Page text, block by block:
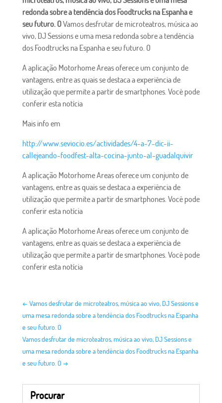
redonda sobre a tendência dos Foodtrucks na Espanha e
seu futuro. OVamos desfrutar de microteatros, música ao
vivo, DJ Sessions e uma mesa redonda sobre a tendência
dos Foodtrucks na Espanha e seu futuro. O
A aplicação Motorhome Areas oferece um conjunto de
vantagens, entre as quais se destaca a experiência de
utilização que permite a partir de smartphones. Você pode
conferir esta notícia
Mais info em
http://www.seviocio.es/actividades/4-a-7-dic-ii-
callejeando-foodfest-alta-cocina-junto-al-guadalquivir
A aplicação Motorhome Areas oferece um conjunto de
vantagens, entre as quais se destaca a experiência de
utilização que permite a partir de smartphones. Você pode
conferir esta notícia
A aplicação Motorhome Areas oferece um conjunto de
vantagens, entre as quais se destaca a experiência de
utilização que permite a partir de smartphones. Você pode
conferir esta notícia
← Vamos desfrutar de microteatros, música ao vivo, DJ Sessions e
uma mesa redonda sobre a tendência dos Foodtrucks na Espanha
e seu futuro. O
Vamos desfrutar de microteatros, música ao vivo, DJ Sessions e
uma mesa redonda sobre a tendência dos Foodtrucks na Espanha
e seu futuro. O →